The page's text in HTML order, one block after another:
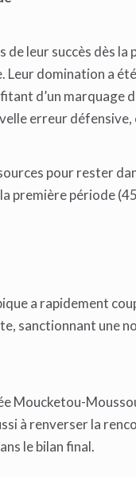
de leur succès dès
domination a
d’un
erreur
pour rester
première période
a rapidement
sanctionnant une
Moucketou-
à renverser la
le bilan final.